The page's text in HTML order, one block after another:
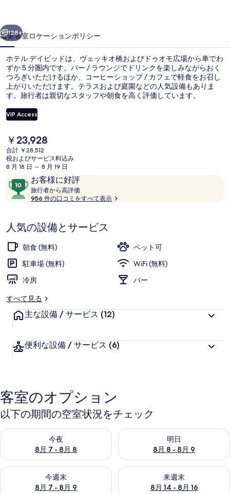
ド
の
写
真
ギ
ャ
リ
ー
次へ
128+
概要客室ロケーションポリシー
ホテル デイビッドは、ヴェッキオ橋およびドゥオモ広場から車でわ
ずか 5 分圏内です。バー / ラウンジでドリンクを楽しみながらおく
つろぎいただけるほか、コーヒーショップ / カフェで軽食をお召し
上がりいただけます。テラスおよび庭園などの人気設備もありま
す。旅行者は親切なスタッフや朝食を高く評価しています。
VIP Access
現
在
の
料
は
￥23,928
￥23,928
合計 ￥28,512
税およびサービス料込み
8 月 18 日 ～ 8 月 19 日
口
コ
ミ
お客様に好評
10
段
階
10、
お
客
様
に
好
件
の
ミ
旅行者から高評価
行
ら
956 件の口コミをすべて表示
人気の設備とサービス
朝食 (無料)
ペット可
駐車場 (無料)
WiFi (無料)
冷房
バー
すべて見る
主な設備 / サービス (12)
便利な設備 / サービス (6)
客室のオプション
以下の期間の空室状況をチェック
今夜
8月 7 - 8月 8
今夜 8月 7 - 8月 8 の空室状況をチェック
明日
8月 8 - 8月 9
明日 8月 8 - 8月 9 の空室状況
今週末
8月 7 - 8月 9
今週末 8月 7 - 8月 9 の空室状況をチェック
来週末
8月 14 - 8月 16
来週末 8月 14 - 8月 16 の空室